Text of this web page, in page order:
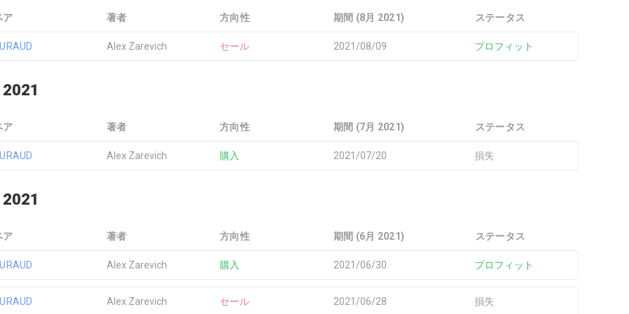
ア 著者 方向性 期間 (8月 2021) ステータス
Alex Zarevich セール 2021/08/09 プロフィット
ア 著者 方向性 期間 (7月 2021) ステータス
Alex Zarevich 購入 2021/07/20 損失
ア 著者 方向性 期間 (6月 2021) ステータス
Alex Zarevich 購入 2021/06/30 プロフィット
Alex Zarevich セール 2021/06/28 損失